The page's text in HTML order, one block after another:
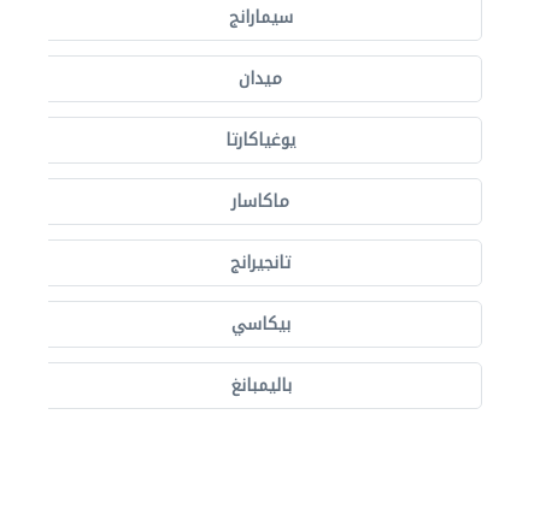
سيمارانج
ميدان
يوغياكارتا
ماكاسار
تانجيرانج
بيكاسي
باليمبانغ